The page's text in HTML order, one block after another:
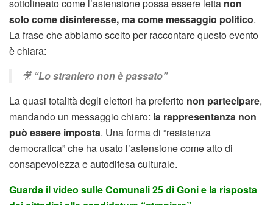
sottolineato come l’astensione possa essere letta non
solo come disinteresse, ma come messaggio politico.
La frase che abbiamo scelto per raccontare questo evento
è chiara:
🎥 “Lo straniero non è passato”
La quasi totalità degli elettori ha preferito non partecipare,
mandando un messaggio chiaro: la rappresentanza non
può essere imposta. Una forma di “resistenza
democratica” che ha usato l’astensione come atto di
consapevolezza e autodifesa culturale.
Guarda il video sulle Comunali 25 di Goni e la risposta